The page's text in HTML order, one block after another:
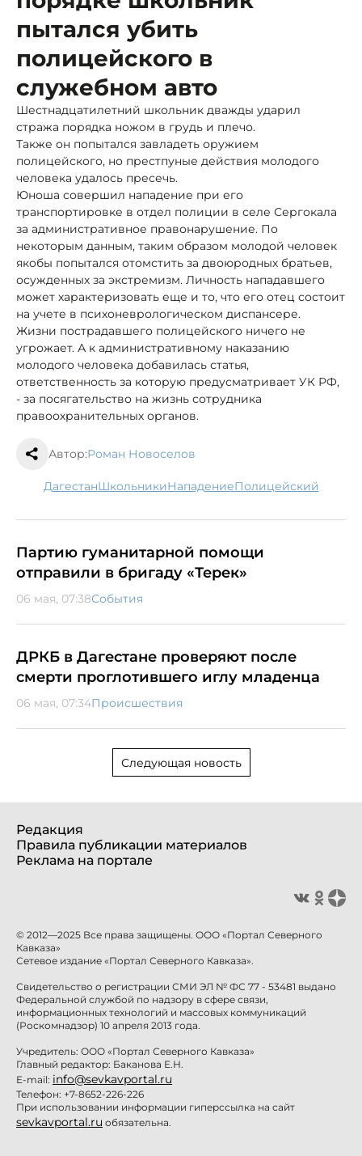
пытался убить
полицейского в
служебном авто
Шестнадцатилетний школьник дважды ударил
стража порядка ножом в грудь и плечо.
Также он попытался завладеть оружием
полицейского, но престпуные действия молодого
человека удалось пресечь.
Юноша совершил нападение при его
транспортировке в отдел полиции в селе Сергокала
за административное правонарушение. По
некоторым данным, таким образом молодой человек
якобы попытался отомстить за двоюродных братьев,
осужденных за экстремизм. Личность нападавшего
может характеризовать еще и то, что его отец состоит
на учете в психоневрологическом диспансере.
Жизни пострадавшего полицейского ничего не
угрожает. А к административному наказанию
молодого человека добавилась статья,
ответственность за которую предусматривает УК РФ,
- за посягательство на жизнь сотрудника
правоохранительных органов.
Автор:Роман Новоселов
Дагестан школьники нападение полицейский
Партию гуманитарной помощи
отправили в бригаду «Терек»
06 мая, 07:38События
ДРКБ в Дагестане проверяют после
смерти проглотившего иглу младенца
06 мая, 07:34Происшествия
Следующая новость
Редакция
Правила публикации материалов
Реклама на портале
© 2012—2025 Все права защищены. ООО «Портал Северного
Кавказа»
Сетевое издание «Портал Северного Кавказа».
Свидетельство о регистрации СМИ ЭЛ № ФС 77 - 53481 выдано
Федеральной службой по надзору в сфере связи,
информационных технологий и массовых коммуникаций
(Роскомнадзор) 10 апреля 2013 года.
Учредитель: ООО «Портал Северного Кавказа»
Главный редактор: Баканова Е.Н.
E-mail: info@sevkavportal.ru
Телефон: +7-8652-226-226
При использовании информации гиперссылка на сайт
sevkavportal.ru обязательна.